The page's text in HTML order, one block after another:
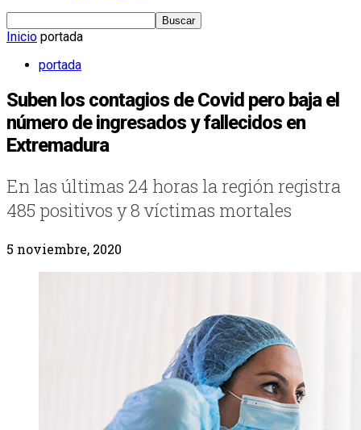
Inicio portada
portada
Suben los contagios de Covid pero baja el
número de ingresados y fallecidos en
Extremadura
En las últimas 24 horas la región registra
485 positivos y 8 víctimas mortales
5 noviembre, 2020